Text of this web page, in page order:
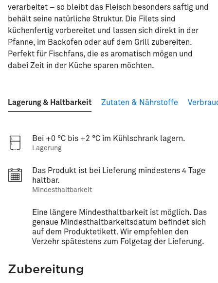
verarbeitet – so bleibt das Fleisch besonders saftig und
behält seine natürliche Struktur. Die Filets sind
küchenfertig vorbereitet und lassen sich direkt in der
Pfanne, im Backofen oder auf dem Grill zubereiten.
Perfekt für Fischfans, die es aromatisch mögen und
dabei Zeit in der Küche sparen möchten.
Lagerung & Haltbarkeit Zutaten & Nährstoffe
Bei +0 °C bis +2 °C im Kühlschrank lagern.
Lagerung
Das Produkt ist bei Lieferung mindestens 4 Tage
haltbar.
Mindesthaltbarkeit
Eine längere Mindesthaltbarkeit ist möglich. Das
genaue Mindesthaltbarkeitsdatum befindet sich
auf dem Produktetikett. Wir empfehlen den
Verzehr spätestens zum Folgetag der Lieferung.
Zubereitung